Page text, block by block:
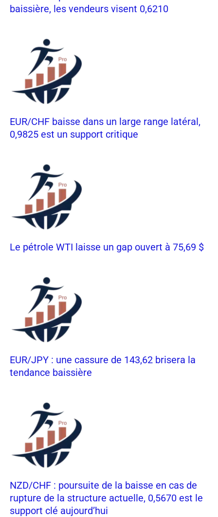
baissière, les vendeurs visent 0,6210
EUR/CHF baisse dans un large range latéral,
0,9825 est un support critique
Le pétrole WTI laisse un gap ouvert à 75,69 $
EUR/JPY : une cassure de 143,62 brisera la
tendance baissière
NZD/CHF : poursuite de la baisse en cas de
rupture de la structure actuelle, 0,5670 est le
support clé aujourd’hui